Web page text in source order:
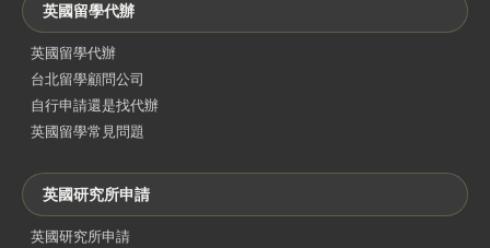
英國留學代辦
英國留學代辦
台北留學顧問公司
自行申請還是找代辦
英國留學常見問題
英國研究所申請
英國研究所申請